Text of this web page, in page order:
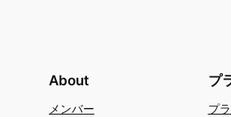
About
メンバー
プ
プ